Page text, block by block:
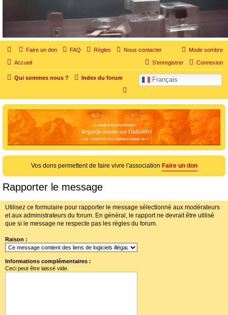
Mode sombre
Faire un don FAQ Règles Nous contacter
Accueil Connexion
S’enregistrer
Qui sommes nous ? Index du forum Français
c
h
e
r
c
h
r
Vos dons permettent de faire vivre l'association Faire un don
Rapporter le message
Utilisez ce formulaire pour rapporter le message sélectionné aux modérateurs
et aux administrateurs du forum. En général, le rapport ne devrait être utilisé
que si le message ne respecte pas les règles du forum.
Raison :
Informations complémentaires :
Ceci peut être laissé vide.